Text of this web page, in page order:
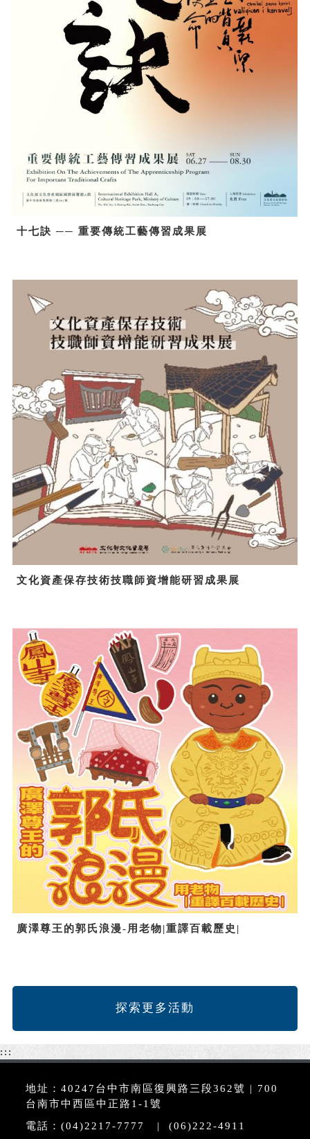
十七訣 ── 重要傳統工藝傳習成果展
文化資產保存技術技職師資增能研習成果展
廣澤尊王的郭氏浪漫-用老物|重譯百載歷史|
探索更多活動
:::
地址：40247台中市南區復興路三段362號 | 700
台南市中西區中正路1-1號
電話：(04)2217-7777 | (06)222-4911